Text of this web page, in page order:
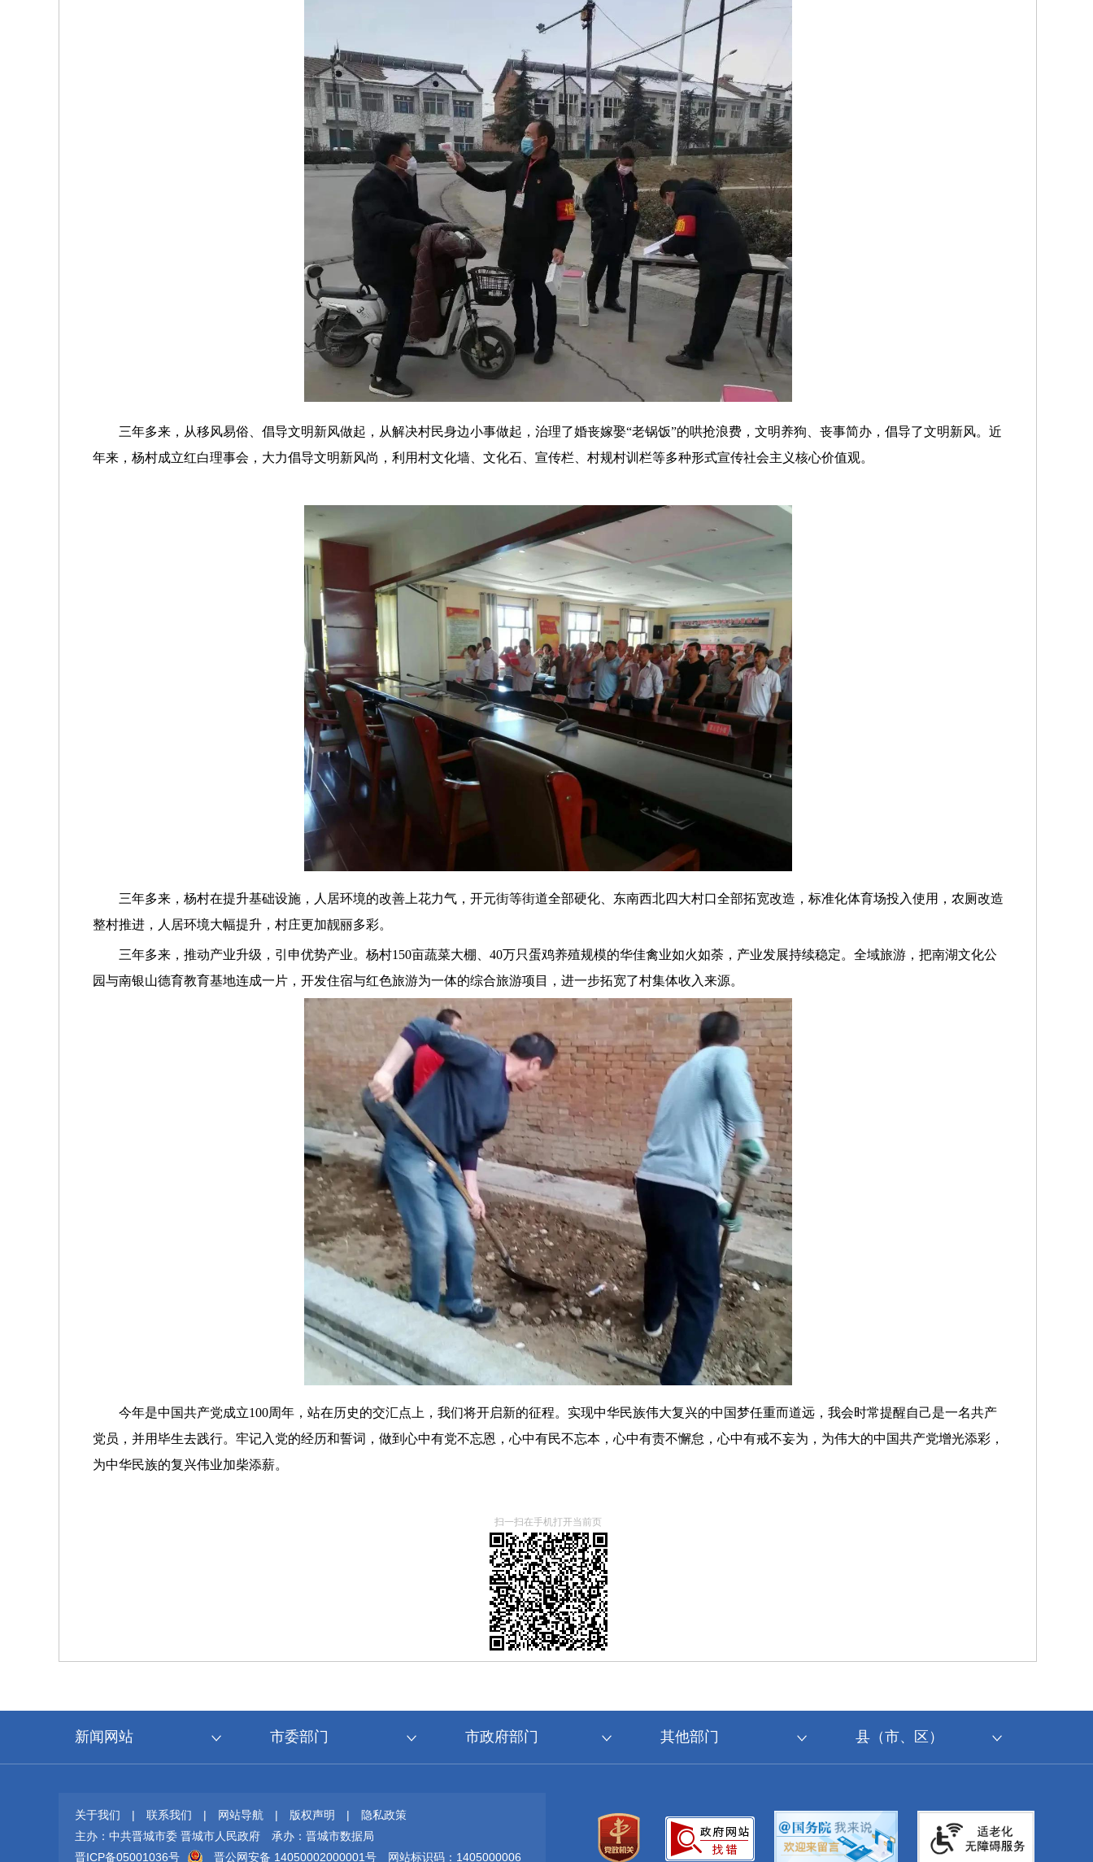
三年多来，从移风易俗、倡导文明新风做起，从解决村民身边小事做起，治理了婚丧嫁娶“老锅饭”的哄抢浪费，文明养狗、丧事简办，倡导了文明新风。近
年来，杨村成立红白理事会，大力倡导文明新风尚，利用村文化墙、文化石、宣传栏、村规村训栏等多种形式宣传社会主义核心价值观。
三年多来，杨村在提升基础设施，人居环境的改善上花力气，开元街等街道全部硬化、东南西北四大村口全部拓宽改造，标准化体育场投入使用，农厕改造
整村推进，人居环境大幅提升，村庄更加靓丽多彩。
三年多来，推动产业升级，引申优势产业。杨村150亩蔬菜大棚、40万只蛋鸡养殖规模的华佳禽业如火如荼，产业发展持续稳定。全域旅游，把南湖文化公
园与南银山德育教育基地连成一片，开发住宿与红色旅游为一体的综合旅游项目，进一步拓宽了村集体收入来源。
今年是中国共产党成立100周年，站在历史的交汇点上，我们将开启新的征程。实现中华民族伟大复兴的中国梦任重而道远，我会时常提醒自己是一名共产
党员，并用毕生去践行。牢记入党的经历和誓词，做到心中有党不忘恩，心中有民不忘本，心中有责不懈怠，心中有戒不妄为，为伟大的中国共产党增光添彩，
为中华民族的复兴伟业加柴添薪。
扫一扫在手机打开当前页
新闻网站 市委部门 市政府部门 其他部门 县（市、区）
关于我们 | 联系我们 | 网站导航 | 版权声明 |
隐私政策
主办：中共晋城市委 晋城市人民政府
承办：晋城市数据局
晋ICP备05001036号
晋公网安备 14050002000001号 网站标识码：1405000006